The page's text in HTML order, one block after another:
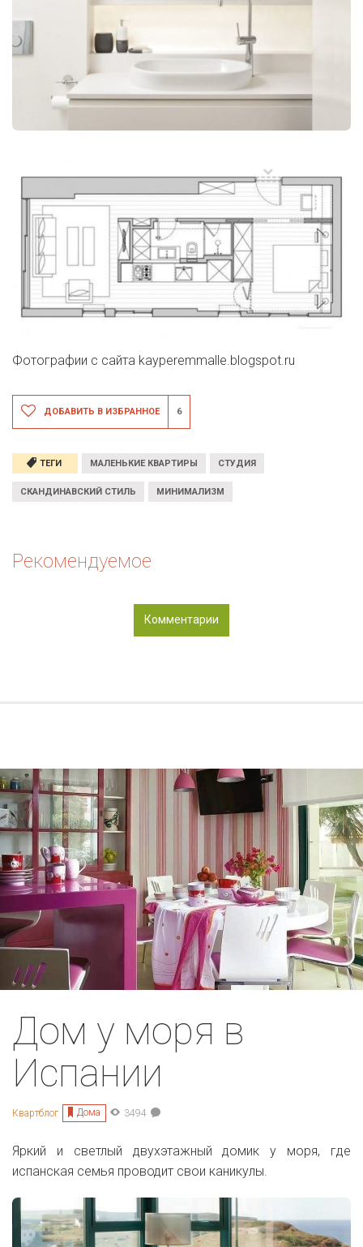
Фотографии с сайта kayperemmalle.blogspot.ru
ДОБАВИТЬ В ИЗБРАННОЕ 6
ТЕГИ МАЛЕНЬКИЕ КВАРТИРЫ СТУДИЯ
СКАНДИНАВСКИЙ СТИЛЬ МИНИМАЛИЗМ
Рекомендуемое
Комментарии
Дом у моря в
Испании
Квартблог Дома 3494
Яркий и светлый двухэтажный домик у моря, где
испанская семья проводит свои каникулы.